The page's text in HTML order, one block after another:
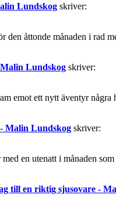
Lundskog skriver:
den åttonde månaden i rad
Lundskog skriver:
emot ett nytt äventyr några
Malin Lundskog skriver:
en utenatt i månaden
till en riktig sjusovare -